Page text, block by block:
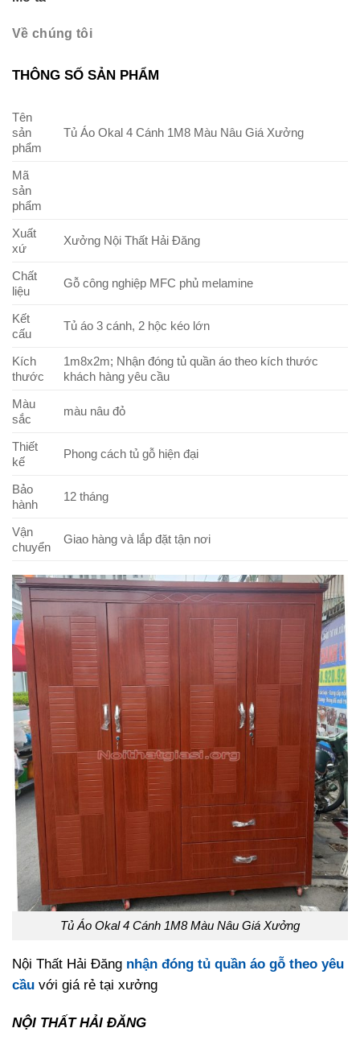
Về chúng tôi
THÔNG SỐ SẢN PHẨM
Tên
sản
phẩm
Tủ Áo Okal 4 Cánh 1M8 Màu Nâu Giá Xưởng
Mã
sản
phẩm
Xuất
xứ
Xưởng Nội Thất Hải Đăng
Chất
liệu
Gỗ công nghiệp MFC phủ melamine
Kết
cấu
Tủ áo 3 cánh, 2 hộc kéo lớn
Kích
thước
1m8x2m; Nhận đóng tủ quần áo theo kích thước
khách hàng yêu cầu
Màu
sắc
màu nâu đỏ
Thiết
kế
Phong cách tủ gỗ hiện đại
Bảo
hành
12 tháng
Vận
chuyển
Giao hàng và lắp đặt tận nơi
Tủ Áo Okal 4 Cánh 1M8 Màu Nâu Giá Xưởng
Nội Thất Hải Đăng nhận đóng tủ quần áo gỗ theo yêu
cầu với giá rẻ tại xưởng
NỘI THẤT HẢI ĐĂNG